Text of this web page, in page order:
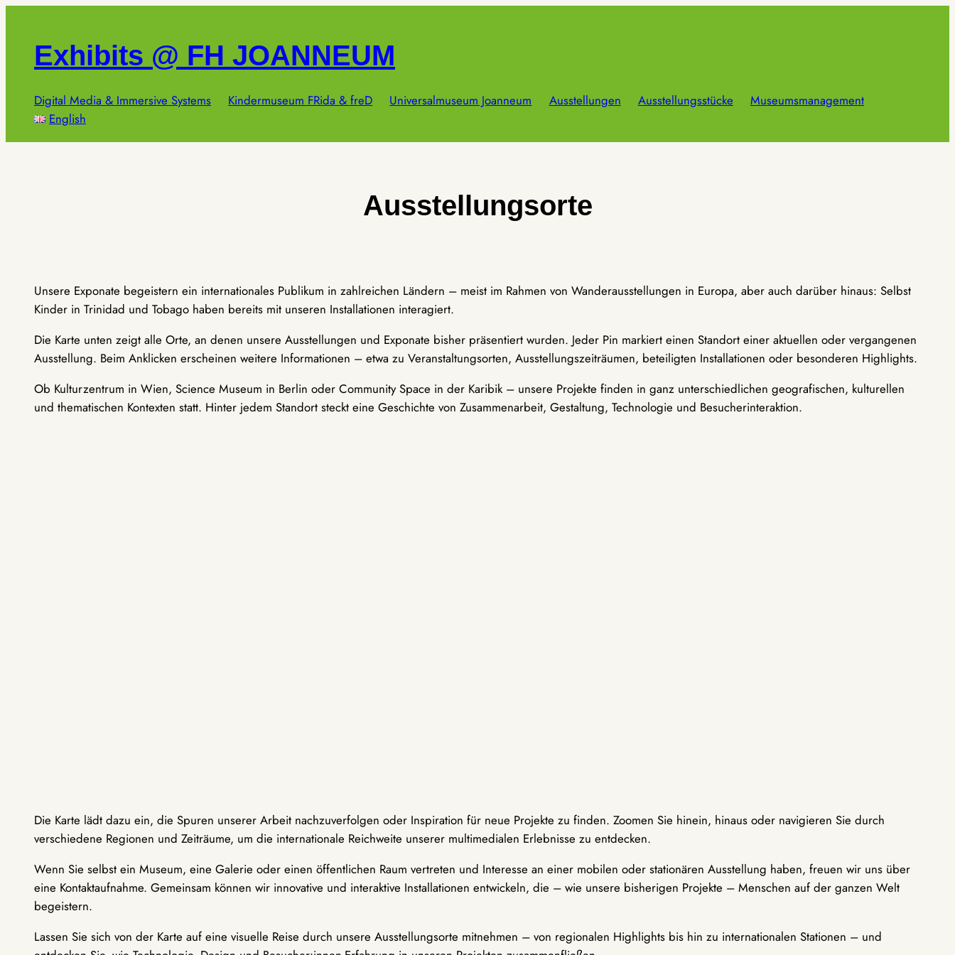
springenExhibits @ FH JOANNEUM
Digital Media & Immersive Systems Kindermuseum FRida & freD Universalmuseum Joanneum Ausstellungen Ausstellungsstücke
Museumsmanagement
English
Ausstellungsorte
Unsere Exponate begeistern ein internationales Publikum in zahlreichen Ländern – meist im Rahmen von Wanderausstellungen in Europa, aber auch darüber hinaus: Selbst
Kinder in Trinidad und Tobago haben bereits mit unseren Installationen interagiert.
Die Karte unten zeigt alle Orte, an denen unsere Ausstellungen und Exponate bisher präsentiert wurden. Jeder Pin markiert einen Standort einer aktuellen oder vergangenen
Ausstellung. Beim Anklicken erscheinen weitere Informationen – etwa zu Veranstaltungsorten, Ausstellungszeiträumen, beteiligten Installationen oder besonderen Highlights.
Ob Kulturzentrum in Wien, Science Museum in Berlin oder Community Space in der Karibik – unsere Projekte finden in ganz unterschiedlichen geografischen, kulturellen
und thematischen Kontexten statt. Hinter jedem Standort steckt eine Geschichte von Zusammenarbeit, Gestaltung, Technologie und Besucherinteraktion.
Die Karte lädt dazu ein, die Spuren unserer Arbeit nachzuverfolgen oder Inspiration für neue Projekte zu finden. Zoomen Sie hinein, hinaus oder navigieren Sie durch
verschiedene Regionen und Zeiträume, um die internationale Reichweite unserer multimedialen Erlebnisse zu entdecken.
Wenn Sie selbst ein Museum, eine Galerie oder einen öffentlichen Raum vertreten und Interesse an einer mobilen oder stationären Ausstellung haben, freuen wir uns über
eine Kontaktaufnahme. Gemeinsam können wir innovative und interaktive Installationen entwickeln, die – wie unsere bisherigen Projekte – Menschen auf der ganzen Welt
begeistern.
Lassen Sie sich von der Karte auf eine visuelle Reise durch unsere Ausstellungsorte mitnehmen – von regionalen Highlights bis hin zu internationalen Stationen – und